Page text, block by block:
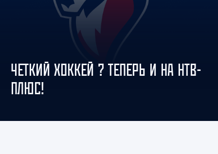
ЧЕТКИЙ ХОККЕЙ ? ТЕПЕРЬ И НА НТВ-
ПЛЮС!